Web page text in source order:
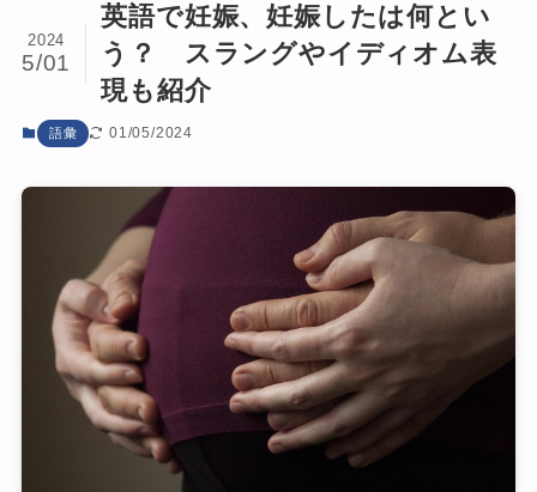
英語で妊娠、妊娠したは何とい
う？ スラングやイディオム表
現も紹介
2024
5/01
語彙 01/05/2024